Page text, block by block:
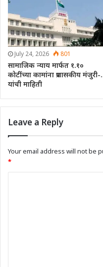
July 24, 2026 801
सामाजिक न्याय मार्फत १.१०
कोटींच्या कामांना प्रशासकीय
यांची माहिती
Leave a Reply
Your email address will not be
*